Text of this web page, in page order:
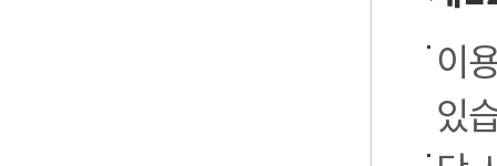
이
있